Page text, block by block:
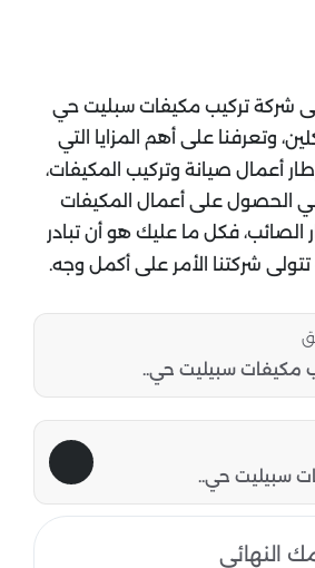
شركة تركيب مكيفات سبليت حي
، وتعرفنا على أهم المزايا التي
أعمال صيانة وتركيب المكيفات،
الحصول على أعمال المكيفات
الصائب، فكل ما عليك هو أن تبادر
تتولى شركتنا الأمر على أكمل وجه.
مكيفات سبيليت حي..
سبيليت حي..
النهائي